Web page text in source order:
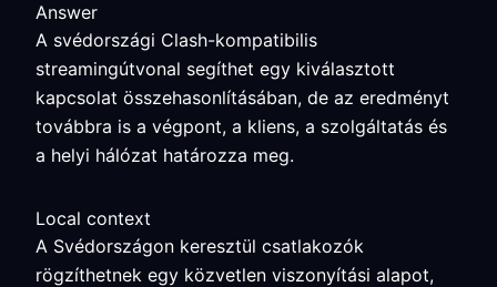
Answer
A svédországi Clash-kompatibilis
streamingútvonal segíthet egy kiválasztott
kapcsolat összehasonlításában, de az eredményt
továbbra is a végpont, a kliens, a szolgáltatás és
a helyi hálózat határozza meg.
Local context
A Svédországon keresztül csatlakozók
rögzíthetnek egy közvetlen viszonyítási alapot,